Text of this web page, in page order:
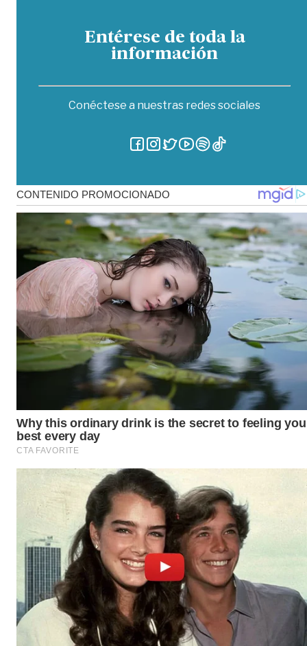
Entérese de toda la
información
Conéctese a nuestras redes sociales